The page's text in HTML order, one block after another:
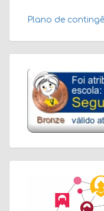
Plano de